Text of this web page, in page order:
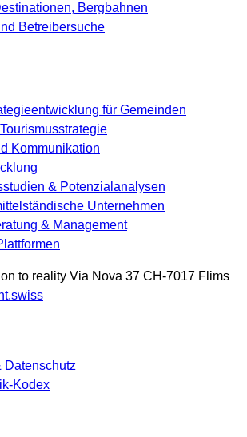
Bergbahnen
Betreibersuche
für Gemeinden
Kommunikation
& Potenzialanalysen
Unternehmen
& Management
to reality Via Nova 37 CH-7017 Flims
Datenschutz
Kodex